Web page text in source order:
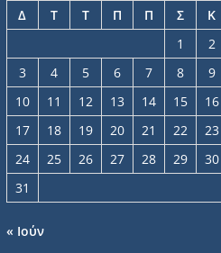
Δ
Τ Τ Π Π Σ
Κ
1
2
3
4 5 6 7 8
9
10
11 12 13 14 15
16
17
18 19 20 21 22
23
24
25 26 27 28 29
30
31
« Ιούν